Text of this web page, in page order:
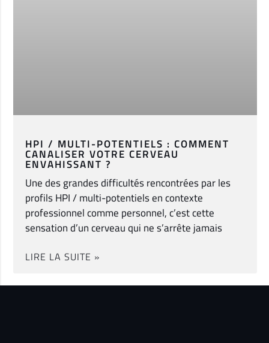
HPI / MULTI-POTENTIELS : COMMENT
CANALISER VOTRE CERVEAU
ENVAHISSANT ?
Une des grandes difficultés rencontrées par les
profils HPI / multi-potentiels en contexte
professionnel comme personnel, c’est cette
sensation d’un cerveau qui ne s’arrête jamais
LIRE LA SUITE »